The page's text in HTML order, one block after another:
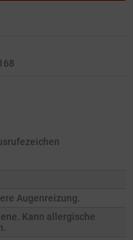
Augenreizung.
Kann allergische